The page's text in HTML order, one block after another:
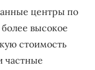
центры по
высокое
стоимость
частные